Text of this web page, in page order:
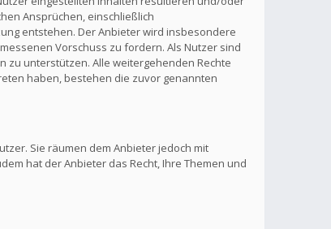
Ansprüchen, einschließlich
entstehen. Der Anbieter wird insbesondere
Vorschuss zu fordern. Als Nutzer sind
zu unterstützen. Alle weitergehenden Rechte
haben, bestehen die zuvor genannten
Sie räumen dem Anbieter jedoch mit
hat der Anbieter das Recht, Ihre Themen und